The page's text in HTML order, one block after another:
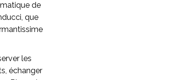
de
que
les
échanger